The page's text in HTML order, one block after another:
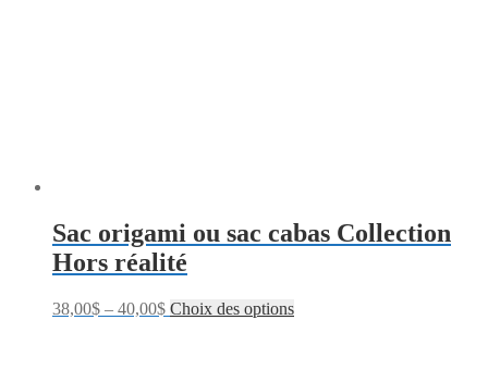
Sac origami ou sac cabas Collection
Hors réalité
38,00$ – 40,00$ Choix des options